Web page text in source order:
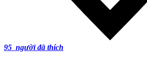
95 người đã thích